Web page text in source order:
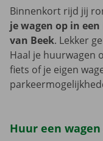
Binnenkort rijd jij
je wagen op in
van Beek. Lekker
Haal je huurwagen
fiets of je eigen
Huur een